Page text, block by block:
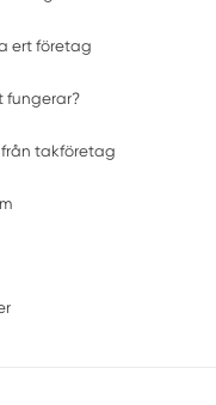
ert företag
fungerar?
från takföretag